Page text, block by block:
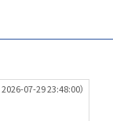
2026-07-29 23:48:00）